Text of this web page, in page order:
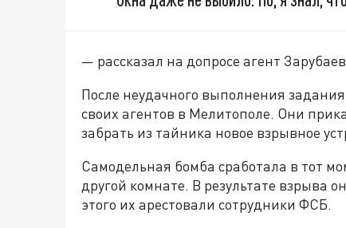
— рассказал на допросе агент
После неудачного выполнения
своих агентов в Мелитополе. Они
забрать из тайника новое взрывное
Самодельная бомба сработала в тот
другой комнате. В результате взрыва
этого их арестовали сотрудники ФСБ.